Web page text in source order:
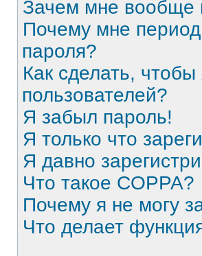
Зачем мне вообще
Почему мне
пароля?
Как сделать,
пользователей?
Я забыл пароль!
Я только что
Я давно
Что такое COPPA?
Почему я не могу
Что делает